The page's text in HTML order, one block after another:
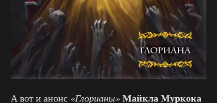
А вот и анонс «Глорианы»Майкла Муркока